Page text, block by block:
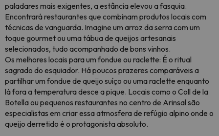
paladares mais exigentes, a estância elevou a fasquia.
Encontrará restaurantes que combinam produtos locais com
técnicas de vanguarda. Imagine um arroz da serra com um
toque gourmet ou uma tábua de queijos artesanais
selecionados, tudo acompanhado de bons vinhos.
Os melhores locais para um fondue ou raclette: É o ritual
sagrado do esquiador. Há poucos prazeres comparáveis a
partilhar um fondue de queijo suíço ou uma raclette enquanto
lá fora a temperatura desce a pique. Locais como o Coll de la
Botella ou pequenos restaurantes no centro de Arinsal são
especialistas em criar essa atmosfera de refúgio alpino onde o
queijo derretido é o protagonista absoluto.